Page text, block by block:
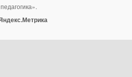
педагогика».